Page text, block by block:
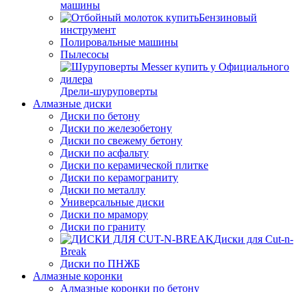
машины
Бензиновый
инструмент
Полировальные машины
Пылесосы
Дрели-шуруповерты
Алмазные диски
Диски по бетону
Диски по железобетону
Диски по свежему бетону
Диски по асфальту
Диски по керамической плитке
Диски по керамограниту
Диски по металлу
Универсальные диски
Диски по мрамору
Диски по граниту
Диски для Cut-n-
Break
Диски по ПНЖБ
Алмазные коронки
Алмазные коронки по бетону